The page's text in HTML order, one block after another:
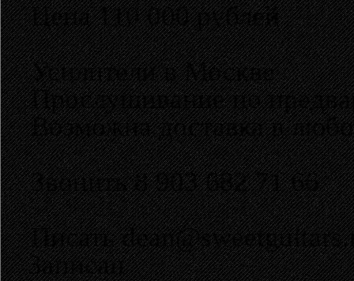
Цена 110 000 рублей
Усилители в Москве
Прослушивание по
Возможна доставка в
Звонить 8 903 682 71 66
Писать
Записан